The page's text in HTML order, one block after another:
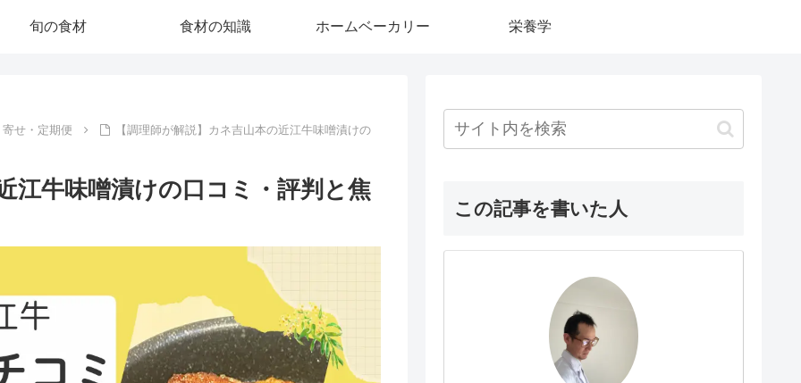
旬の食材 食材の知識 ホームベーカリー 栄養学
せ・定期便 【調理師が解説】カネ吉山本の近江牛味噌漬けの
江牛味噌漬けの口コミ・評判と焦
この記事を書いた人